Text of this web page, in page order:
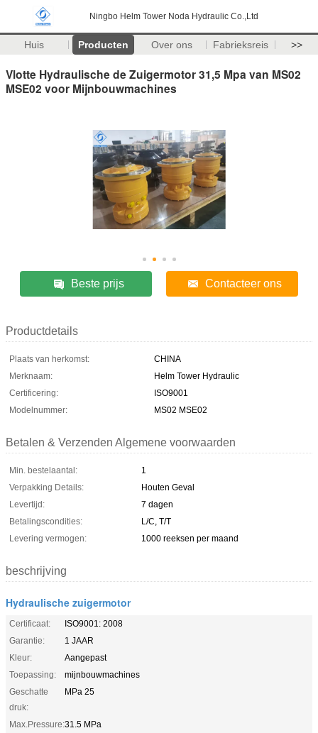
Ningbo Helm Tower Noda Hydraulic Co.,Ltd
Huis Producten Over ons Fabrieksreis >>
Vlotte Hydraulische de Zuigermotor 31,5 Mpa van MS02
MSE02 voor Mijnbouwmachines
Beste prijs Contacteer ons
Productdetails
Plaats van herkomst:
CHINA
Merknaam:
Helm Tower Hydraulic
Certificering:
ISO9001
Modelnummer:
MS02 MSE02
Betalen & Verzenden Algemene voorwaarden
Min. bestelaantal:
1
Verpakking Details:
Houten Geval
Levertijd:
7 dagen
Betalingscondities:
L/C, T/T
Levering vermogen:
1000 reeksen per maand
beschrijving
Hydraulische zuigermotor
Certificaat:
ISO9001: 2008
Garantie:
1 JAAR
Kleur:
Aangepast
Toepassing:
mijnbouwmachines
Geschatte
druk:
MPa 25
Max.Pressure:31.5 MPa